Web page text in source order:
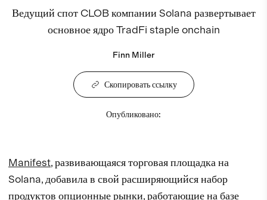
Ведущий спот CLOB компании Solana развертывает
основное ядро TradFi staple onchain
Finn Miller
Скопировать ссылку
Опубликовано:
Manifest, развивающаяся торговая площадка на
Solana, добавила в свой расширяющийся набор
продуктов опционные рынки, работающие на базе